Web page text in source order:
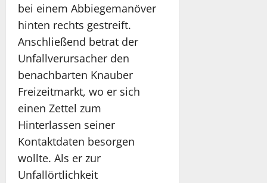
bei einem Abbiegemanöver
hinten rechts gestreift.
Anschließend betrat der
Unfallverursacher den
benachbarten Knauber
Freizeitmarkt, wo er sich
einen Zettel zum
Hinterlassen seiner
Kontaktdaten besorgen
wollte. Als er zur
Unfallörtlichkeit